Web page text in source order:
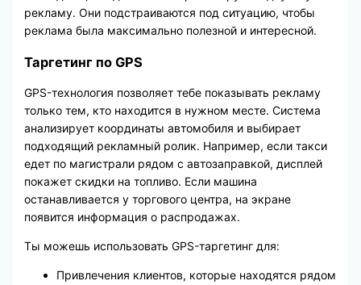
рекламу. Они подстраиваются под ситуацию, чтобы
реклама была максимально полезной и интересной.
Таргетинг по GPS
GPS-технология позволяет тебе показывать рекламу
только тем, кто находится в нужном месте. Система
анализирует координаты автомобиля и выбирает
подходящий рекламный ролик. Например, если такси
едет по магистрали рядом с автозаправкой, дисплей
покажет скидки на топливо. Если машина
останавливается у торгового центра, на экране
появится информация о распродажах.
Ты можешь использовать GPS-таргетинг для:
Привлечения клиентов, которые находятся рядом